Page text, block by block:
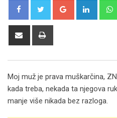
Google+
Share
Moj muž je prava muškarčina,
kada treba, nekada ta njegova
manje više nikada bez razloga.